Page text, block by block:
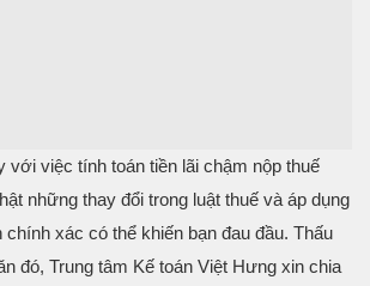
với việc tính toán tiền lãi chậm nộp thuế
những thay đổi trong luật thuế và áp dụng
xác có thể khiến bạn đau đầu. Thấu
đó, Trung tâm Kế toán Việt Hưng xin chia